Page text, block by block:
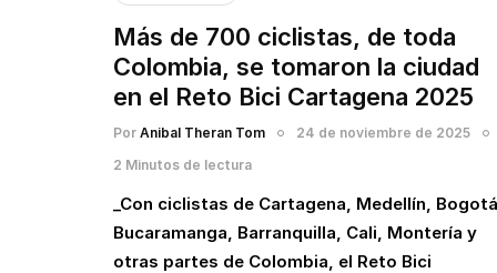
Más de 700 ciclistas, de toda
Colombia, se tomaron la ciudad
en el Reto Bici Cartagena 2025
Por Anibal Theran Tom
24 de noviembre de 2025
2 Minutos de lectura
_Con ciclistas de Cartagena, Medellín,
Bucaramanga, Barranquilla, Cali, Montería y
otras partes de Colombia, el Reto Bici